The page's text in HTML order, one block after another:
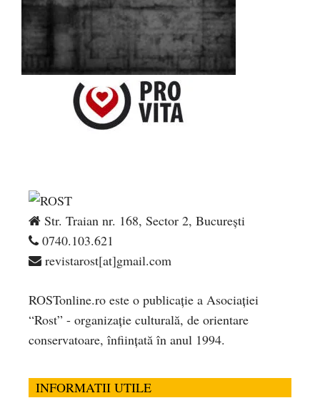
Str. Traian nr. 168, Sector 2, București
0740.103.621
revistarost[at]gmail.com
ROSTonline.ro este o publicaţie a Asociaţiei
“Rost” - organizaţie culturală, de orientare
conservatoare, înfiinţată în anul 1994.
INFORMATII UTILE